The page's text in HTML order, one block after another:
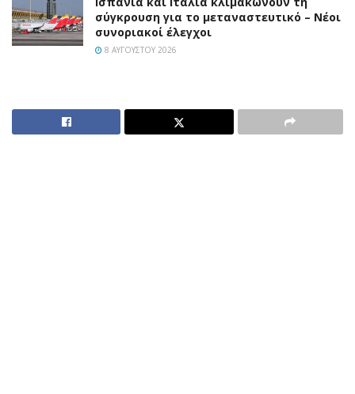
σύγκρουση για το μεταναστευτικό – Νέοι
συνοριακοί έλεγχοι
8 ΑΥΓΟΎΣΤΟΥ 2026